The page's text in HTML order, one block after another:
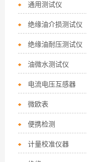
通用测试仪
绝缘油介损测试仪
绝缘油耐压测试仪
油微水测试仪
电流电压互感器
微欧表
便携检测
计量校准仪器